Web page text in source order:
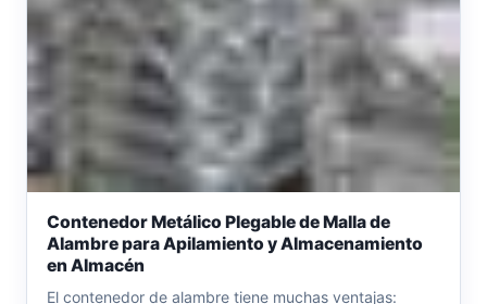
Contenedor Metálico Plegable de Malla de
Alambre para Apilamiento y Almacenamiento
en Almacén
El contenedor de alambre tiene muchas ventajas: